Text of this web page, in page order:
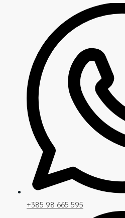
+385 98 665 595